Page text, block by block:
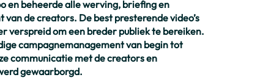
en beheerde alle werving, briefing en
de creators. De best presterende video’s
verspreid om een ​​breder publiek te bereiken.
campagnemanagement van begin tot
communicatie met de creators en
gewaarborgd.